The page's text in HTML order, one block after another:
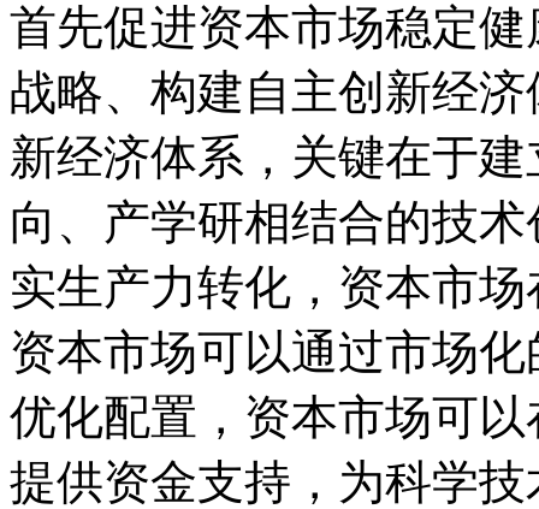
首先促进资本市场稳定
战略、构建自主创新经
新经济体系，关键在于
向、产学研相结合的技
实生产力转化，资本市
资本市场可以通过市场
优化配置，资本市场可
提供资金支持，为科学